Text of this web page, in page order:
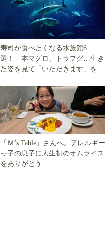
寿司が食べたくなる水族館6
選！ 本マグロ、トラフグ…生き
た姿を見て「いただきます」を考
「Ｍ’s Table」さんへ。アレルギー
っ子の息子に人生初のオムライス
をありがとう